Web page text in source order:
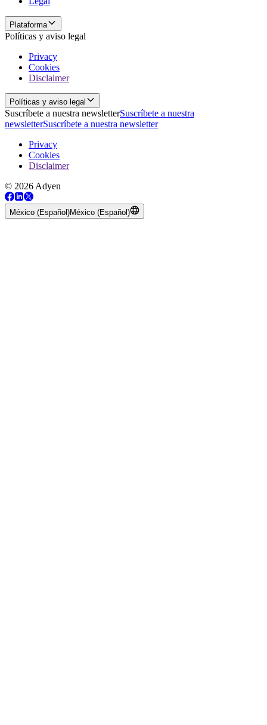
Plataforma
Políticas y aviso legal
Privacy
Cookies
Disclaimer
Políticas y aviso legal
Suscríbete a nuestra newsletterSuscríbete a nuestra
newsletterSuscríbete a nuestra newsletter
Privacy
Cookies
Disclaimer
© 2026 Adyen
México (Español)México (Español)